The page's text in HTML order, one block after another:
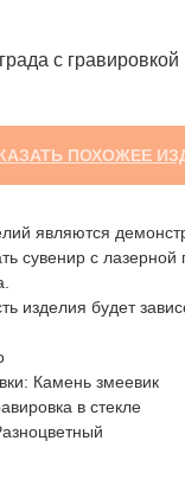
с гравировкой
ПОХОЖЕЕ
являются
сувенир с лазерной
изделия будет
Камень змеевик
в стекле